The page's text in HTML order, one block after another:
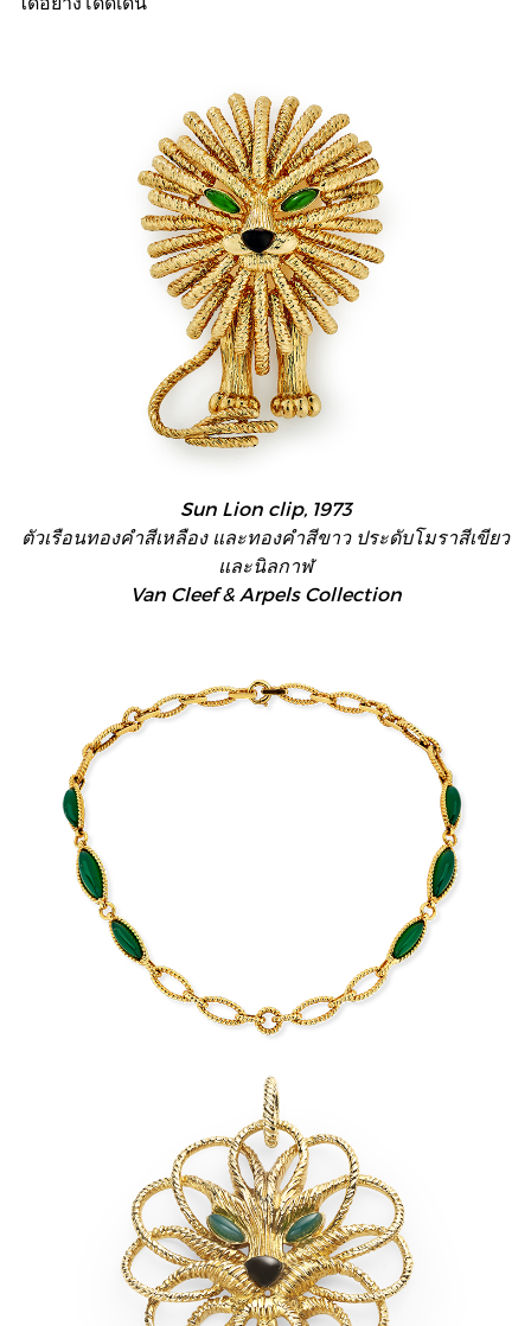
Sun Lion clip, 1973
ตัวเรือนทองคำสีเหลือง และทองคำสีขาว ประดับโมราสีเขียว
และนิลกาฬ
Van Cleef & Arpels Collection